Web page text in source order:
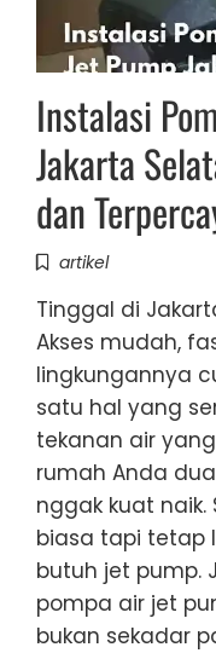
Instalasi
Jakarta
dan
artikel
Tinggal di
Akses mudah,
lingkungannya
satu hal yang
tekanan air
rumah Anda
nggak kuat
biasa tapi tetap
butuh jet pump.
pompa air jet
bukan sekadar